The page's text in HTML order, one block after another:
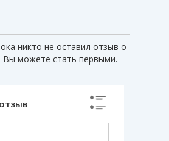
никто не оставил отзыв о
Вы можете стать первыми.